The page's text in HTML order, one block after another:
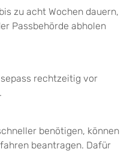
zu acht Wochen dauern,
Passbehörde abholen
rechtzeitig vor
benötigen, können
beantragen. Dafür